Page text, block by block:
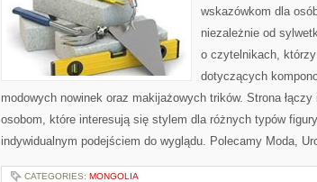
wskazówkom dla
niezależnie od
o czytelnikach,
dotyczących
modowych nowinek oraz makijażowych trików. Strona
osobom, które interesują się stylem dla różnych typów
indywidualnym podejściem do wyglądu. Polecamy Moda,
CATEGORIES: MONGOLIA